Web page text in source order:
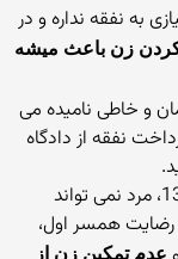
به نفقه نداره و در
زن باعث میشه
و خاطی نامیده می
نفقه از دادگاه
طبق ماده 16 قانون حمایت خانواده،مصوب 1353، مرد نمی تواند
رضایت همسر اول،
عدم تمکین زن از